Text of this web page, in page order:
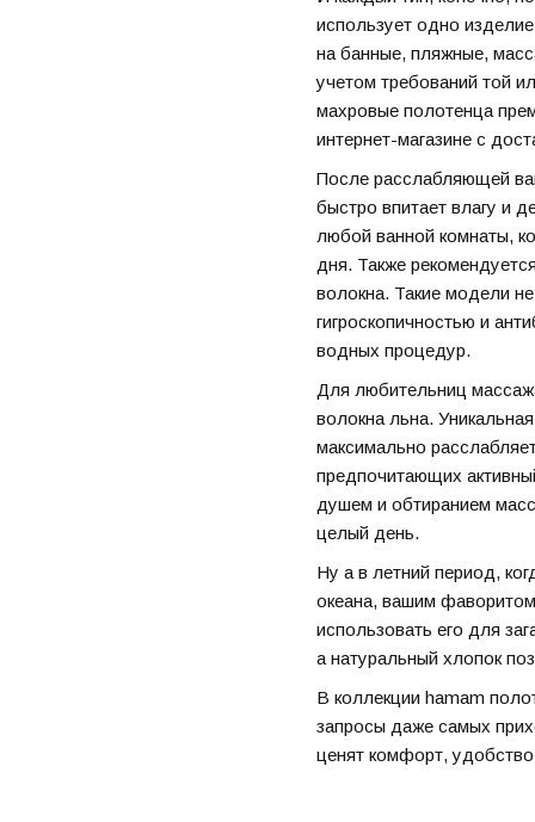
использует одно
на банные, пляжные,
учетом требований той
махровые полотенца
интернет-магазине с
После расслабляющей
быстро впитает влагу и
любой ванной комнаты,
дня. Также
волокна. Такие модели
гигроскопичностью и
водных процедур.
Для любительниц
волокна льна.
максимально
предпочитающих
душем и обтиранием
целый день.
Ну а в летний период,
океана, вашим
использовать его для
а натуральный хлопок
В коллекции hamam
запросы даже самых
ценят комфорт, удобство